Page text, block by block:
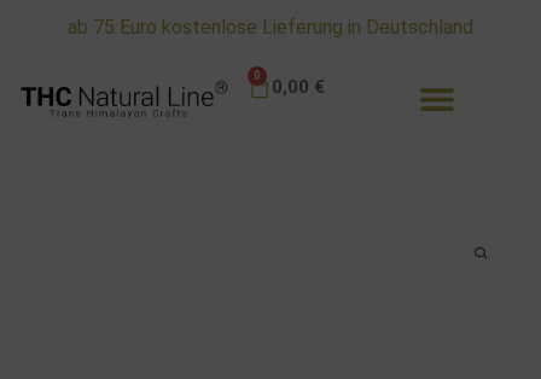
ab 75 Euro kostenlose Lieferung in Deutschland
0,00 €
0